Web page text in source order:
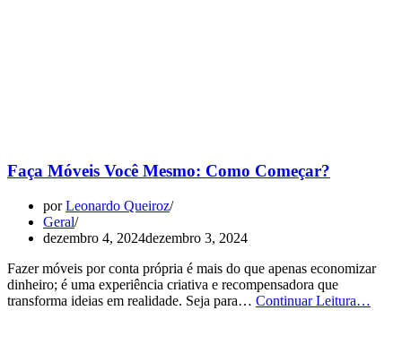
Faça Móveis Você Mesmo: Como Começar?
porLeonardo Queiroz
Geral
dezembro 4, 2024dezembro 3, 2024
Fazer móveis por conta própria é mais do que apenas economizar
dinheiro; é uma experiência criativa e recompensadora que
transforma ideias em realidade. Seja para… Continuar Leitura…